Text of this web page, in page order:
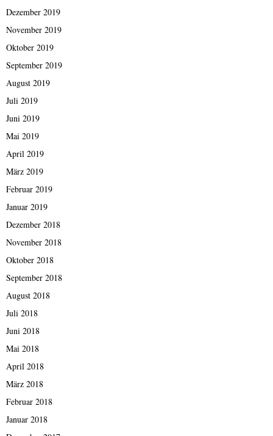
Dezember 2019
November 2019
Oktober 2019
September 2019
August 2019
Juli 2019
Juni 2019
Mai 2019
April 2019
März 2019
Februar 2019
Januar 2019
Dezember 2018
November 2018
Oktober 2018
September 2018
August 2018
Juli 2018
Juni 2018
Mai 2018
April 2018
März 2018
Februar 2018
Januar 2018